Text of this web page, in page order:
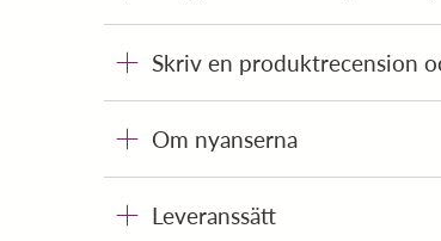
Skriv en produktrecension
Om nyanserna
Leveranssätt